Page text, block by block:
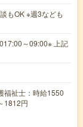
もOK ※週3なども
～09:00※ 上記
福祉士：時給1550
1812円